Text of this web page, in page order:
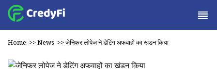
Home >>News >>जेनिफर लोपेज ने डेटिंग अफवाहों का खंडन किया